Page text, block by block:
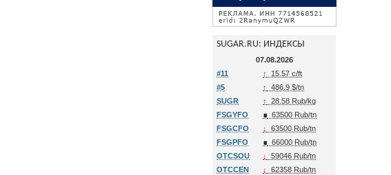
SUGAR.RU: ИНДЕКСЫ
07.08.2026
#11
↑
15.57 c/ft
#5
↑
486.9 $/tn
SUGR
↑
28.58 Rub/kg
FSGYFO
∎ 63500 Rub/tn
FSGCFO
↓
63500 Rub/tn
FSGPFO
∎ 66000 Rub/tn
OTCSOU
↓
59046 Rub/tn
OTCCEN
↓
62358 Rub/tn